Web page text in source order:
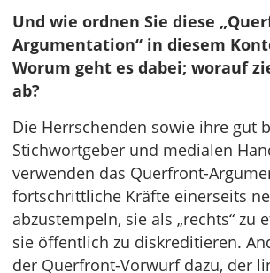
Und wie ordnen Sie diese
Argumentation“ in diesem
Worum geht es dabei; worauf
ab?
Die Herrschenden sowie ihre gut
Stichwortgeber und medialen
verwenden das Querfront-
fortschrittliche Kräfte einerseits
abzustempeln, sie als „rechts“ zu
sie öffentlich zu diskreditieren.
der Querfront-Vorwurf dazu, der